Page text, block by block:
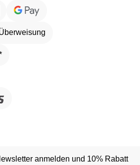
anmelden und 10% Rabatt